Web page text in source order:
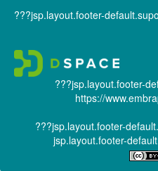
???jsp.layout.footer-
???jsp.layout.footer-
https://
???jsp.layout.footer-
jsp.layout.footer-